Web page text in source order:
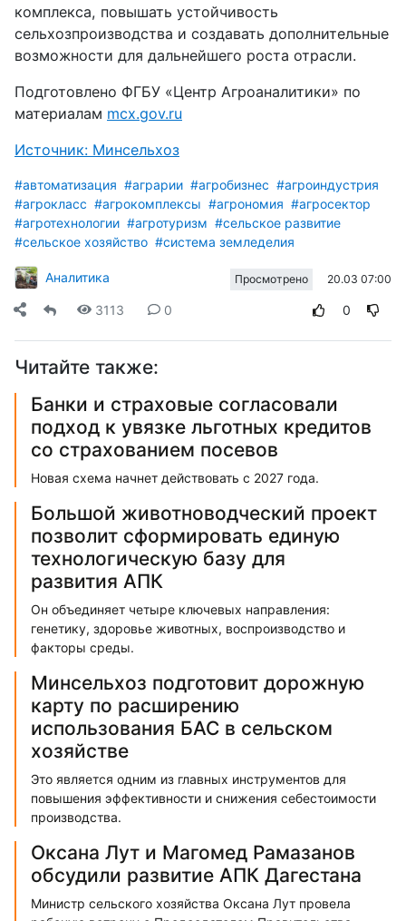
комплекса, повышать устойчивость
сельхозпроизводства и создавать дополнительные
возможности для дальнейшего роста отрасли.
Подготовлено ФГБУ «Центр Агроаналитики» по
материалам mcx.gov.ru
Источник: Минсельхоз
#автоматизация #аграрии #агробизнес #агроиндустрия
#агрокласс #агрокомплексы #агрономия #агросектор
#агротехнологии #агротуризм #сельское развитие
#сельское хозяйство #система земледелия
Аналитика Просмотрено 20.03 07:00
3113 0 0
Читайте также:
Банки и страховые согласовали
подход к увязке льготных кредитов
со страхованием посевов
Новая схема начнет действовать с 2027 года.
Большой животноводческий проект
позволит сформировать единую
технологическую базу для
развития АПК
Он объединяет четыре ключевых направления:
генетику, здоровье животных, воспроизводство и
факторы среды.
Минсельхоз подготовит дорожную
карту по расширению
использования БАС в сельском
хозяйстве
Это является одним из главных инструментов для
повышения эффективности и снижения себестоимости
производства.
Оксана Лут и Магомед Рамазанов
обсудили развитие АПК Дагестана
Министр сельского хозяйства Оксана Лут провела